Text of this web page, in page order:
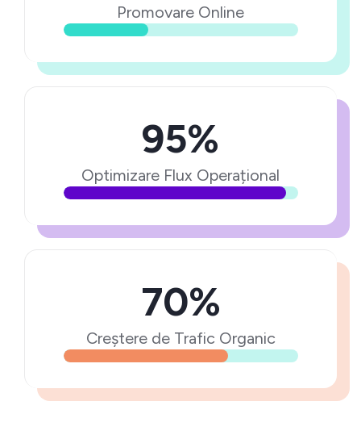
Promovare Online
95%
Optimizare Flux Operațional
70%
Creștere de Trafic Organic